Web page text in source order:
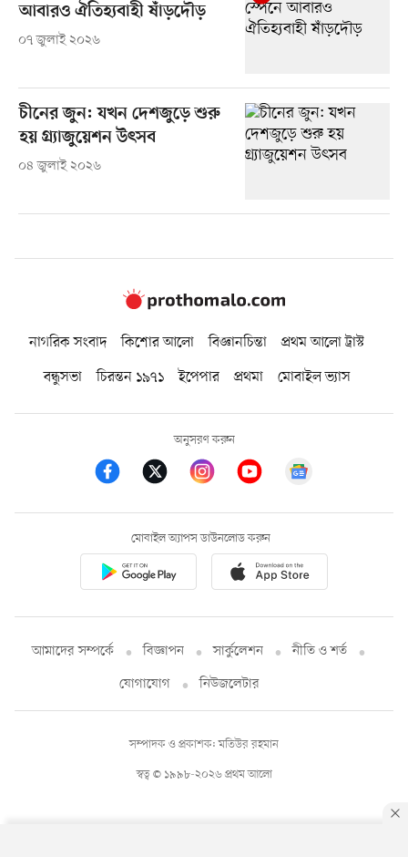
আবারও ঐতিহ্যবাহী ষাঁড়দৌড়
০৭ জুলাই ২০২৬
চীনের জুন: যখন দেশজুড়ে শুরু
হয় গ্র্যাজুয়েশন উৎসব
০৪ জুলাই ২০২৬
নাগরিক সংবাদ কিশোর আলো বিজ্ঞানচিন্তা
প্রথম আলো ট্রাস্ট
বন্ধুসভা
চিরন্তন ১৯৭১ ইপেপার প্রথমা মোবাইল ভ্যাস
অনুসরণ করুন
মোবাইল অ্যাপস ডাউনলোড করুন
আমাদের সম্পর্কে বিজ্ঞাপন সার্কুলেশন
নীতি ও শর্ত
যোগাযোগ
নিউজলেটার
স্বত্ব © ১৯৯৮-২০২৬ প্রথম আলো
সম্পাদক ও প্রকাশক: মতিউর রহমান